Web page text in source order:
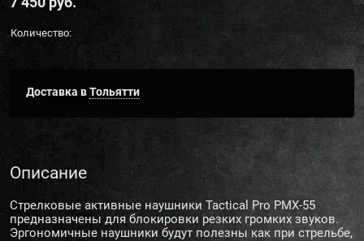
Количество:
Доставка вТольятти
Описание
Стрелковые активные наушники Tactical Pro PMX-55
предназначены для блокировки резких громких звуков.
Эргономичные наушники будут полезны как при стрельбе,